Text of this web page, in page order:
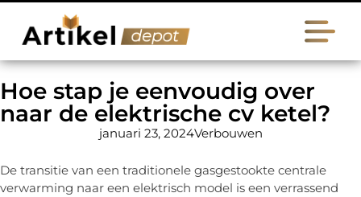
Hoe stap je eenvoudig over
naar de elektrische cv ketel?
januari 23, 2024Verbouwen
De transitie van een traditionele gasgestookte centrale
verwarming naar een elektrisch model is een verrassend